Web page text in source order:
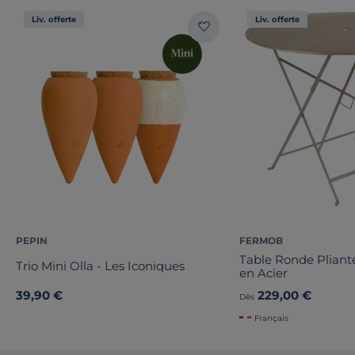
Liv. offerte
PEPIN
Trio Mini Olla - Les Iconiques
39,90 €
Liv. offerte
FERMOB
Table Ronde
en Acier
Dès 229,00 €
Français